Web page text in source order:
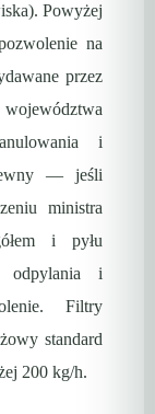
Powyżej
na
przez
i
— jeśli
ministra
i pyłu
odpylania i
Filtry
standard
200 kg/h.